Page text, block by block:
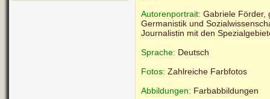
Autorenportrait: Gabriele Förder,
Germanistik und
Journalistin mit den
Sprache: Deutsch
Fotos: Zahlreiche Farbfotos
Abbildungen: Farbabbildungen